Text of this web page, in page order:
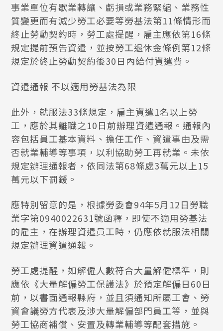
事業單位有歇業轉讓、虧損或業務緊縮、業務性
質變更而有減少勞工必要等勞基法第11條情形而
終止勞動契約時，勞工處提醒，雇主應依第16條
規定提前預告資遣，並按勞工退休金條例第12條
規定於終止勞動契約後30日內給付資遣費。
資遣通報 不以適用勞基法為限
此外，就服法33條規定，雇主資遣1名以上勞
工，應於其離職之10日前辦理資遣通報。通報內
容包括員工基本資料、擔任工作、資遣事由及需
否就業輔導等事項，以利協助勞工再就業。未依
規定辦理通報者，依同法第68條處3萬元以上15
萬元以下罰鍰。
應特別留意的是，根據勞委會94年5月12日勞職
業字第0940022631號函釋，即使不適用勞基法
的雇主，在辦理資遣員工時，仍應依就服法相關
規定辦理資遣通報。
勞工處提醒，如解僱人數符合大量解僱標準，則
應依《大量解僱勞工保護法》於預定解僱日60日
前，以書面通報縣府，並且須通知所屬工會、勞
資會議勞方代表及涉大量解僱部門員工等，並與
勞工協商補償、安置及轉業輔導等配套措施。